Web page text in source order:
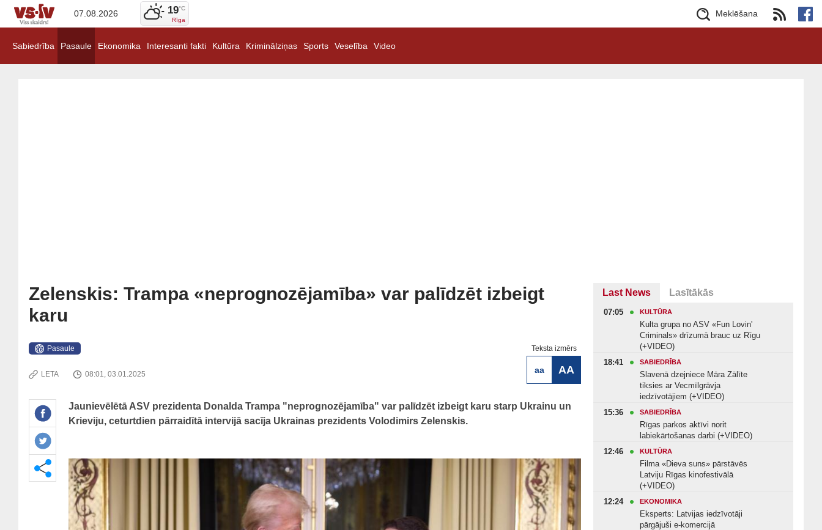
07.08.2026 19°C
Rīga
Meklēšana
Sabiedrība Pasaule Ekonomika Interesanti fakti Kultūra Kriminālziņas Sports Veselība Video
Zelenskis: Trampa «neprognozējamība» var palīdzēt izbeigt
karu
Teksta izmērs
aa AA
Pasaule
LETA 08:01, 03.01.2025
Jaunievēlētā ASV prezidenta Donalda Trampa "neprognozējamība" var palīdzēt izbeigt karu starp Ukrainu un
Krieviju, ceturtdien pārraidītā intervijā sacīja Ukrainas prezidents Volodimirs Zelenskis.
Last News Lasītākās
07:05 KULTŪRA
Kulta grupa no ASV «Fun Lovin'
Criminals» drīzumā brauc uz Rīgu
(+VIDEO)
18:41
SABIEDRĪBA
Slavenā dzejniece Māra Zālīte
tiksies ar Vecmīlgrāvja
iedzīvotājiem (+VIDEO)
15:36
SABIEDRĪBA
Rīgas parkos aktīvi norit
labiekārtošanas darbi (+VIDEO)
12:46
KULTŪRA
Filma «Dieva suns» pārstāvēs
Latviju Rīgas kinofestivālā
(+VIDEO)
12:24
EKONOMIKA
Eksperts: Latvijas iedzīvotāji
pārgājuši e-komercijā